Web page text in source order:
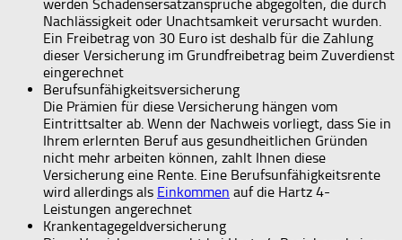
werden Schadensersatzansprüche abgegolten, die durch
Nachlässigkeit oder Unachtsamkeit verursacht wurden.
Ein Freibetrag von 30 Euro ist deshalb für die Zahlung
dieser Versicherung im Grundfreibetrag beim Zuverdienst
eingerechnet
Berufsunfähigkeitsversicherung
Die Prämien für diese Versicherung hängen vom
Eintrittsalter ab. Wenn der Nachweis vorliegt, dass Sie in
Ihrem erlernten Beruf aus gesundheitlichen Gründen
nicht mehr arbeiten können, zahlt Ihnen diese
Versicherung eine Rente. Eine Berufsunfähigkeitsrente
wird allerdings als Einkommen auf die Hartz 4-
Leistungen angerechnet
Krankentagegeldversicherung